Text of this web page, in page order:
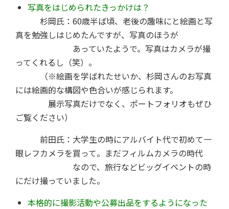
写真をはじめられたきっかけは？
杉岡氏：60歳半ば頃、老後の趣味にと絵画と写
真を勉強しはじめたんですが、写真のほうが
あっていたようで。写真はカメラが撮
ってくれるし（笑）。
（※絵画を学ばれたせいか、杉岡さんのお写真
には絵画的な構図や色合いが感じられます。
展示写真だけでなく、ポートフォリオもぜひ
ご覧ください）
前田氏：大学生の時にアルバイト代で初めて一
眼レフカメラを買って。まだフィルムカメラの時代
なので、旅行などビッグイベントの時
にだけ撮っていました。
本格的に撮影活動や公募出品をするようになった